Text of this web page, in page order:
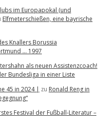
im Europapokal (und
Elfmeterschießen, eine bayrische
Knallers Borussia
… 1997
als neuen Assistenzcoach!
Bundesliga in einer Liste
45 in 2024 | zu Ronald Reng in
Festival der Fußball-Literatur –